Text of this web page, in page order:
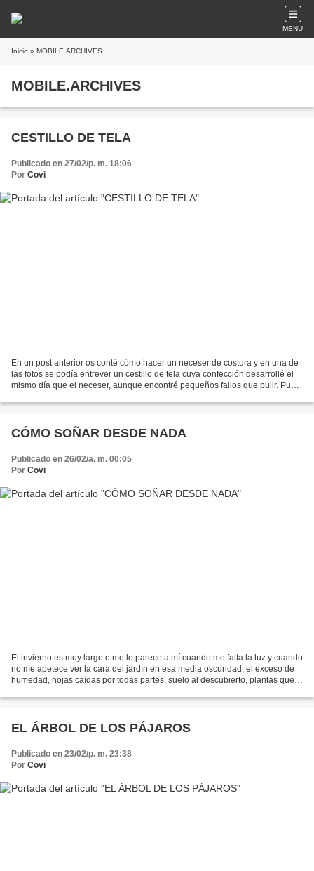
MENU
Inicio » MOBILE.ARCHIVES
MOBILE.ARCHIVES
CESTILLO DE TELA
Publicado en 27/02/p. m. 18:06
Por Covi
En un post anterior os conté cómo hacer un neceser de costura y en una de
las fotos se podía entrever un cestillo de tela cuya confección desarrollé el
mismo día que el neceser, aunque encontré pequeños fallos que pulir. Pues
CÓMO SOÑAR DESDE NADA
Publicado en 26/02/a. m. 00:05
Por Covi
El invierno es muy largo o me lo parece a mí cuando me falta la luz y cuando
no me apetece ver la cara del jardín en esa media oscuridad, el exceso de
humedad, hojas caídas por todas partes, suelo al descubierto, plantas que
EL ÁRBOL DE LOS PÁJAROS
Publicado en 23/02/p. m. 23:38
Por Covi